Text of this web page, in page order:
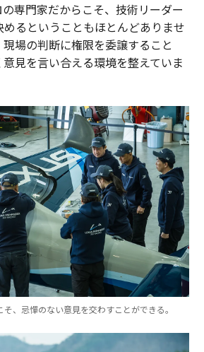
専門家だからこそ、技術リーダー
るということもほとんどありませ
場の判断に権限を委譲すること
見を言い合える環境を整えていま
、忌憚のない意見を交わすことができる。